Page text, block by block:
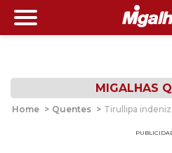
MIGALHAS
Home > Quentes > Tirullipa